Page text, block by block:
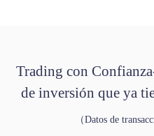
Trading con
de inversión que ya
（Datos de